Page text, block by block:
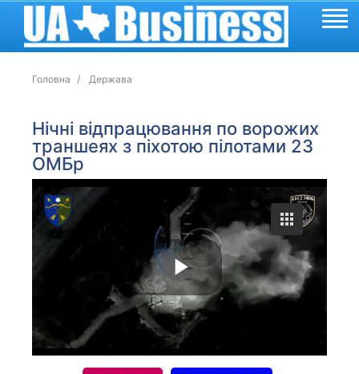
Головна Держава
Нічні відпрацювання по ворожих
траншеях з піхотою пілотами 23
ОМБр
P
l